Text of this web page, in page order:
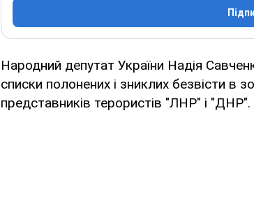
Народний депутат України Надія
списки полонених і зниклих безвісти в
представників терористів "ЛНР" і "ДНР".